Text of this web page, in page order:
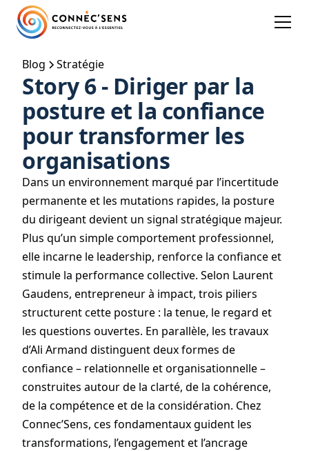
Blog Stratégie
Story 6 - Diriger par la
posture et la confiance
pour transformer les
organisations
Dans un environnement marqué par l’incertitude
permanente et les mutations rapides, la posture
du dirigeant devient un signal stratégique majeur.
Plus qu’un simple comportement professionnel,
elle incarne le leadership, renforce la confiance et
stimule la performance collective. Selon Laurent
Gaudens, entrepreneur à impact, trois piliers
structurent cette posture : la tenue, le regard et
les questions ouvertes. En parallèle, les travaux
d’Ali Armand distinguent deux formes de
confiance – relationnelle et organisationnelle –
construites autour de la clarté, de la cohérence,
de la compétence et de la considération. Chez
Connec’Sens, ces fondamentaux guident les
transformations, l’engagement et l’ancrage